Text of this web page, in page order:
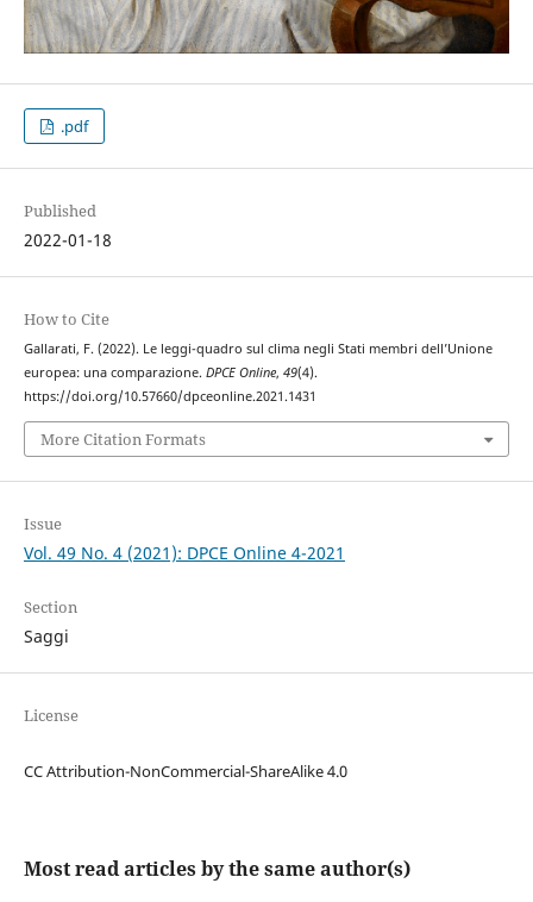
.pdf
Published
2022-01-18
How to Cite
Gallarati, F. (2022). Le leggi-quadro sul clima negli Stati membri dell’Unione
europea: una comparazione. DPCE Online, 49(4).
https://doi.org/10.57660/dpceonline.2021.1431
More Citation Formats
Issue
Vol. 49 No. 4 (2021): DPCE Online 4-2021
Section
Saggi
License
CC Attribution-NonCommercial-ShareAlike 4.0
Most read articles by the same author(s)